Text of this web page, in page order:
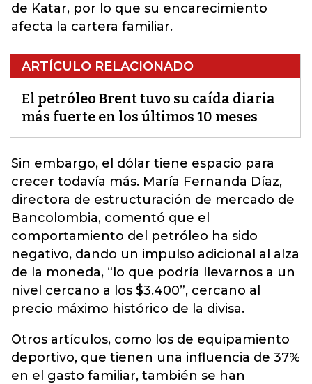
de Katar, por lo que su encarecimiento
afecta la cartera familiar.
ARTÍCULO RELACIONADO
El petróleo Brent tuvo su caída diaria
más fuerte en los últimos 10 meses
Sin embargo, el dólar tiene espacio para
crecer todavía más. María Fernanda Díaz,
directora de estructuración de mercado de
Bancolombia, comentó que el
comportamiento del petróleo ha sido
negativo, dando un impulso adicional al alza
de la moneda, “lo que podría llevarnos a un
nivel cercano a los $3.400”, cercano al
precio máximo histórico de la divisa.
Otros artículos, como los de equipamiento
deportivo, que tienen una influencia de 37%
en el gasto familiar, también se han